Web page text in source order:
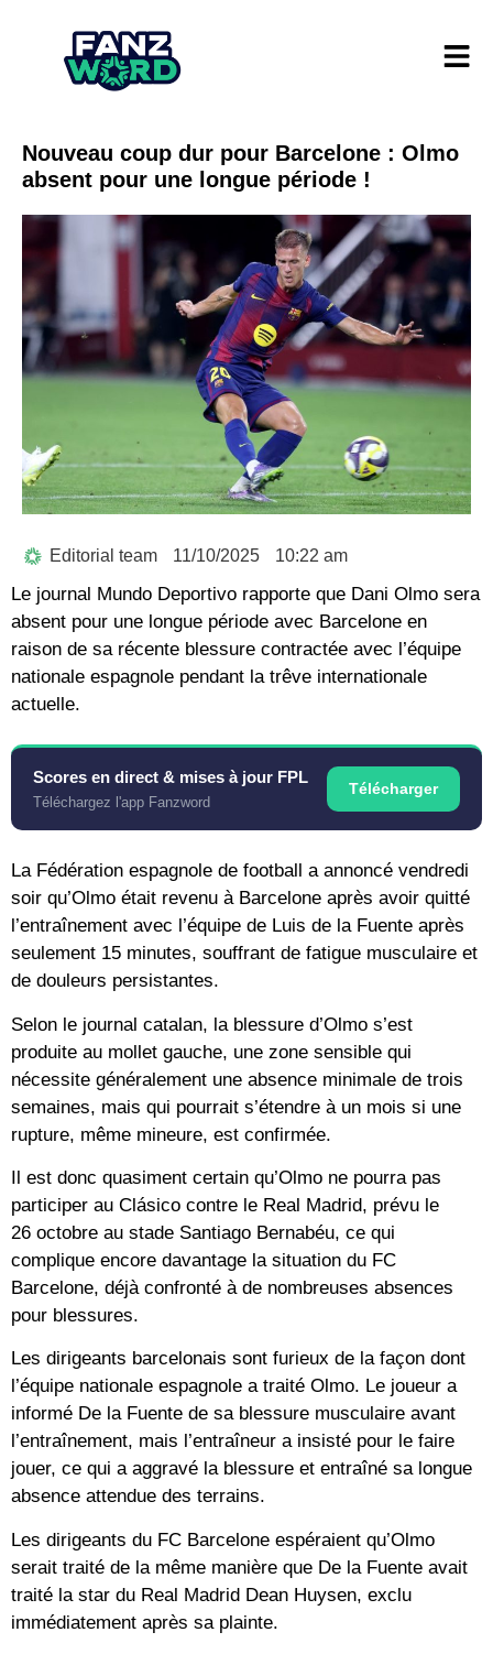
Nouveau coup dur pour Barcelone : Olmo
absent pour une longue période !
Editorial team 11/10/2025 10:22 am
Le journal Mundo Deportivo rapporte que Dani Olmo sera
absent pour une longue période avec Barcelone en
raison de sa récente blessure contractée avec l’équipe
nationale espagnole pendant la trêve internationale
actuelle.
Scores en direct & mises à jour FPL
Téléchargez l'app Fanzword
Télécharger
La Fédération espagnole de football a annoncé vendredi
soir qu’Olmo était revenu à Barcelone après avoir quitté
l’entraînement avec l’équipe de Luis de la Fuente après
seulement 15 minutes, souffrant de fatigue musculaire et
de douleurs persistantes.
Selon le journal catalan, la blessure d’Olmo s’est
produite au mollet gauche, une zone sensible qui
nécessite généralement une absence minimale de trois
semaines, mais qui pourrait s’étendre à un mois si une
rupture, même mineure, est confirmée.
Il est donc quasiment certain qu’Olmo ne pourra pas
participer au Clásico contre le Real Madrid, prévu le
26 octobre au stade Santiago Bernabéu, ce qui
complique encore davantage la situation du FC
Barcelone, déjà confronté à de nombreuses absences
pour blessures.
Les dirigeants barcelonais sont furieux de la façon dont
l’équipe nationale espagnole a traité Olmo. Le joueur a
informé De la Fuente de sa blessure musculaire avant
l’entraînement, mais l’entraîneur a insisté pour le faire
jouer, ce qui a aggravé la blessure et entraîné sa longue
absence attendue des terrains.
Les dirigeants du FC Barcelone espéraient qu’Olmo
serait traité de la même manière que De la Fuente avait
traité la star du Real Madrid Dean Huysen, exclu
immédiatement après sa plainte.